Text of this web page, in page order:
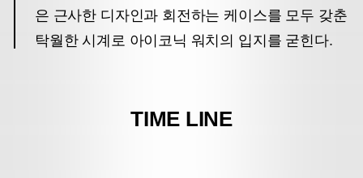
은 근사한 디자인과 회전하는 케이스를 모두 갖춘
탁월한 시계로 아이코닉 워치의 입지를 굳힌다.
TIME LINE